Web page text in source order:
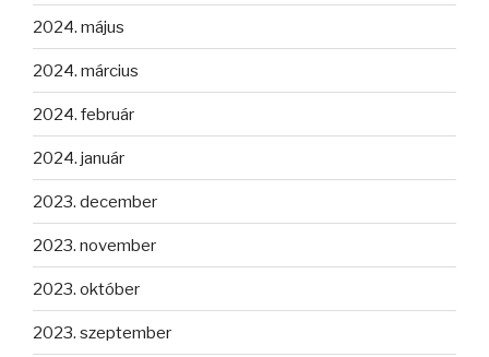
2024. május
2024. március
2024. február
2024. január
2023. december
2023. november
2023. október
2023. szeptember